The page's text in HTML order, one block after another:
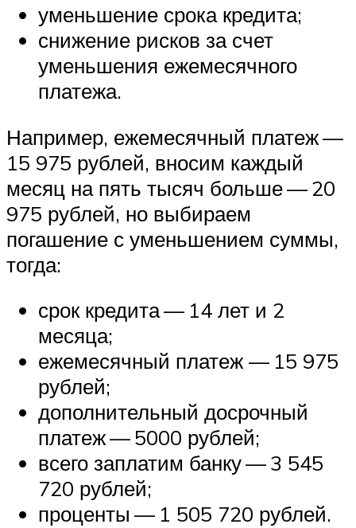
уменьшение срока кредита;
снижение рисков за счет
уменьшения ежемесячного
платежа.
Например, ежемесячный платеж —
15 975 рублей, вносим каждый
месяц на пять тысяч больше — 20
975 рублей, но выбираем
погашение с уменьшением суммы,
тогда:
срок кредита — 14 лет и 2
месяца;
ежемесячный платеж — 15 975
рублей;
дополнительный досрочный
платеж — 5000 рублей;
всего заплатим банку — 3 545
720 рублей;
проценты — 1 505 720 рублей.